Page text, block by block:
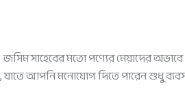
সাহেবের মতো পণ্যের মেয়াদের
আপনি মনোযোগ দিতে পারেন শুধু